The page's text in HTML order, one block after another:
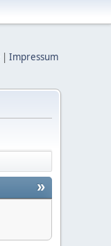
| Impressum
»